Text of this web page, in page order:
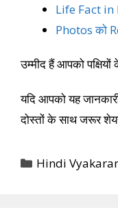
Life Fact
Photos को
उम्मीद हैं आपको
यदि आपको यह
दोस्तों के साथ जरूर
Categories
Hindi